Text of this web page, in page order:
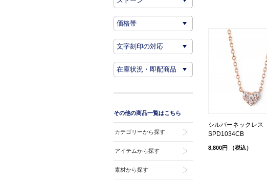
シルバーネックレス
SPD1034CB
8,800円 （税込）
その他の商品一覧はこちら
カテゴリーから探す
アイテムから探す
素材から探す